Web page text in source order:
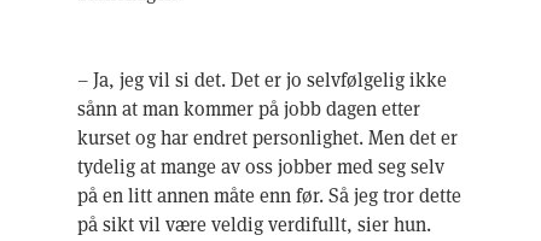
– Ja, jeg vil si det. Det er jo selvfølgelig ikke
sånn at man kommer på jobb dagen etter
kurset og har endret personlighet. Men det er
tydelig at mange av oss jobber med seg selv
på en litt annen måte enn før. Så jeg tror dette
på sikt vil være veldig verdifullt, sier hun.